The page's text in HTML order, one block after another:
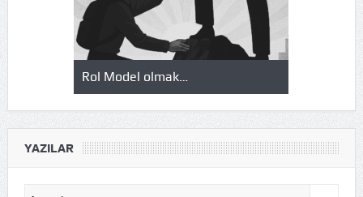
Okuduklarım, izlediklerim…
YAZILAR